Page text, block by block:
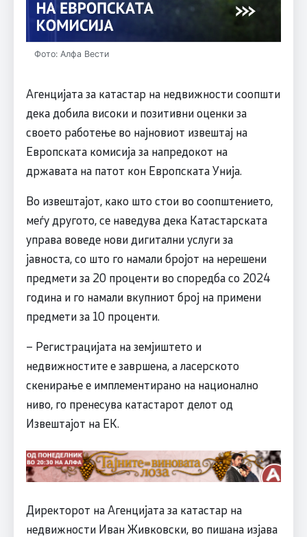
Фото: Алфа Вести
Агенцијата за катастар на недвижности соопшти
дека добила високи и позитивни оценки за
своето работење во најновиот извештај на
Европската комисија за напредокот на
државата на патот кон Европската Унија.
Во извештајот, како што стои во соопштението,
меѓу другото, се наведува дека Катастарската
управа воведе нови дигитални услуги за
јавноста, со што го намали бројот на нерешени
предмети за 20 проценти во споредба со 2024
година и го намали вкупниот број на примени
предмети за 10 проценти.
– Регистрацијата на земјиштето и
недвижностите е завршена, а ласерското
скенирање е имплементирано на национално
ниво, го пренесува катастарот делот од
Извештајот на ЕК.
Директорот на Агенцијата за катастар на
недвижности Иван Живковски, во пишана изјава